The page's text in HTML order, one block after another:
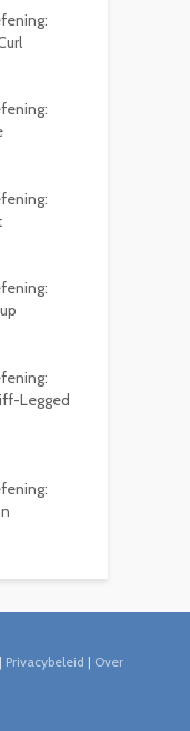
Legged
| Privacybeleid | Over